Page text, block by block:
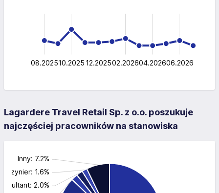
L
08.202510.2025 12.202502.202604.202606.2026
Lagardere Travel Retail Sp. z o.o. poszukuje
najczęściej pracowników na stanowiska
2.0%
1.6%
Inny: 7.2%